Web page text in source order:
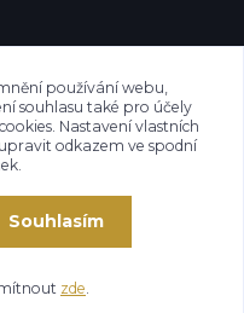
používání webu,
souhlasu také pro účely
Nastavení vlastních
odkazem ve spodní
Souhlasím
zde